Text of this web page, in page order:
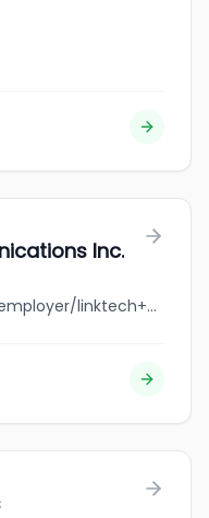
Inc.
jobbank.gc.ca/browsejobs/employer/linktech+communications+inc./ca